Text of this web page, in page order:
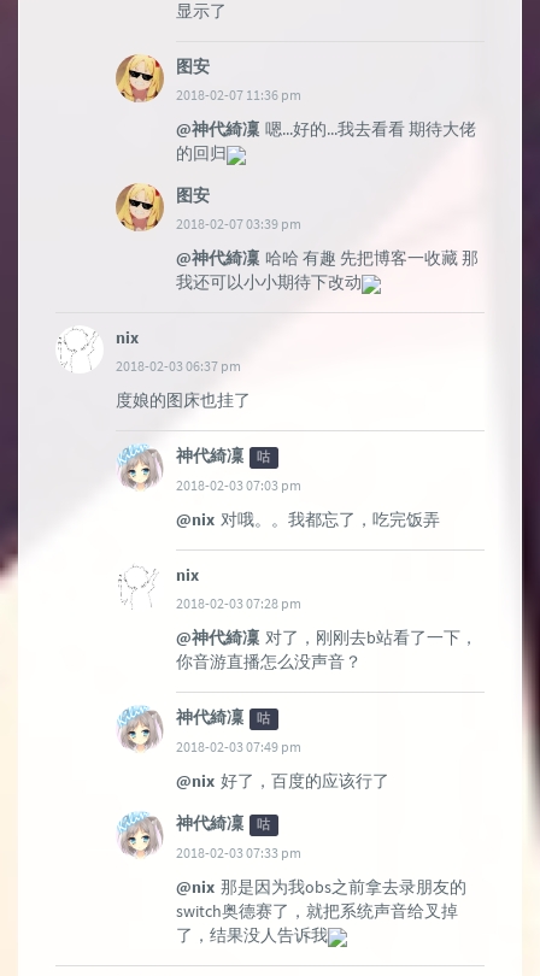
显示了
图安
2018-02-07 11:36 pm
@神代綺凜 嗯...好的...我去看看 期待大佬
的回归
图安
2018-02-07 03:39 pm
@神代綺凜 哈哈 有趣 先把博客一收藏 那
我还可以小小期待下改动
nix
2018-02-03 06:37 pm
度娘的图床也挂了
神代綺凜 咕
2018-02-03 07:03 pm
@nix 对哦。。我都忘了，吃完饭弄
nix
2018-02-03 07:28 pm
@神代綺凜 对了，刚刚去b站看了一下，
你音游直播怎么没声音？
神代綺凜 咕
2018-02-03 07:49 pm
@nix 好了，百度的应该行了
神代綺凜
咕
2018-02-03 07:33 pm
@nix 那是因为我obs之前拿去录朋友的
switch奥德赛了，就把系统声音给叉掉
了，结果没人告诉我